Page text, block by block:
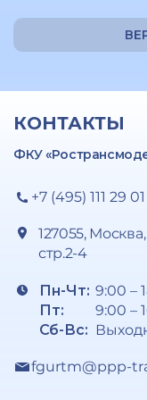
КОНТАКТЫ
ФКУ
+7 (495) 111 29 01
127055,
стр.2-4
Пн-Чт:
Пт:
Сб-Вс:
9:00 –
9:00 –
fgurtm@ppp-